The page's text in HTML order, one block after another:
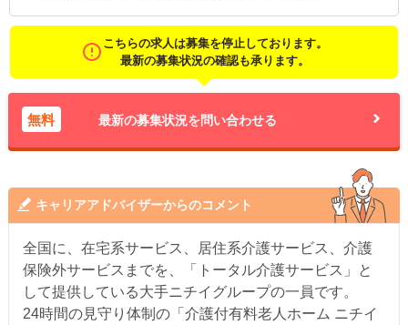
こちらの求人は募集を停止しております。
最新の募集状況の確認も承ります。
無料 最新の募集状況を問い合わせる
キャリアアドバイザーからのコメント
全国に、在宅系サービス、居住系介護サービス、介護
保険外サービスまでを、「トータル介護サービス」と
して提供している大手ニチイグループの一員です。
24時間の見守り体制の「介護付有料老人ホーム ニチイ